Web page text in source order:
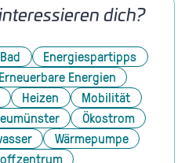
dich?
Bad
Energiespartipps
Erneuerbare Energien
Heizen
Mobilität
Ökostrom
Wärmepumpe